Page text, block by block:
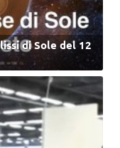
di Sole del 12